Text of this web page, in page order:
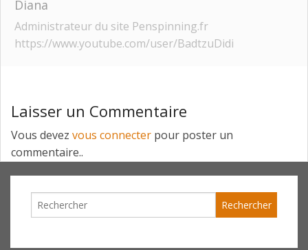
Diana
Administrateur du site Penspinning.fr
https://www.youtube.com/user/BadtzuDidi
Laisser un Commentaire
Vous devez vous connecter pour poster un
commentaire..